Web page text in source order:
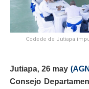
Codede de Jutiapa
Jutiapa, 26 may
Consejo